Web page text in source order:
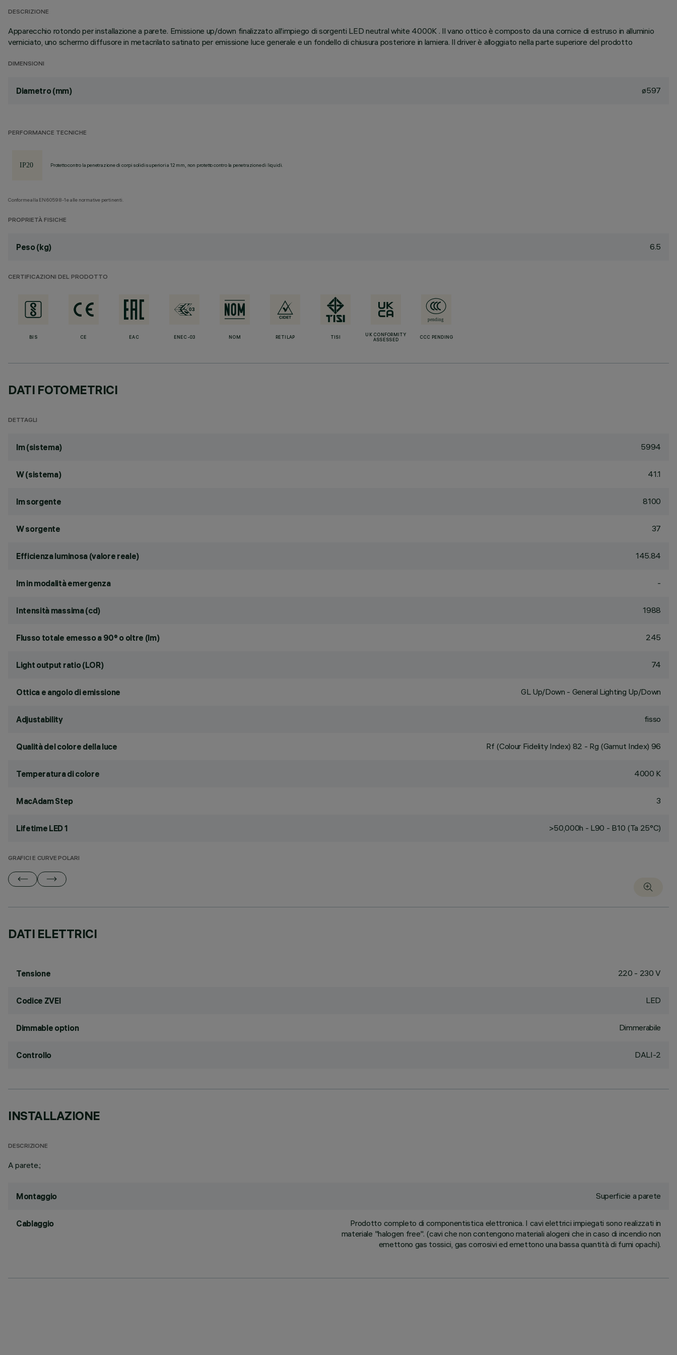
DESCRIZIONE
Apparecchio rotondo per installazione a parete. Emissione up/down finalizzato all’impiego di sorgenti LED neutral white 4000K . Il vano ottico è composto da una cornice di estruso in alluminio
verniciato, uno schermo diffusore in metacrilato satinato per emissione luce generale e un fondello di chiusura posteriore in lamiera. Il driver è alloggiato nella parte superiore del prodotto
DIMENSIONI
Diametro (mm) ø597
PERFORMANCE TECNICHE
Protetto contro la penetrazione di corpi solidi superiori a 12 mm, non protetto contro la penetrazione di liquidi.
Conforme alla EN60598-1 e alle normative pertinenti.
PROPRIETÀ FISICHE
Peso (kg) 6.5
CERTIFICAZIONI DEL PRODOTTO
BIS CE EAC ENEC-03 NOM RETILAP TISI
UK CONFORMITY
ASSESSED
CCC PENDING
DATI FOTOMETRICI
DETTAGLI
lm (sistema) 5994
W (sistema) 41.1
lm sorgente 8100
W sorgente 37
Efficienza luminosa (valore reale) 145.84
lm in modalità emergenza -
Intensità massima (cd) 1988
Flusso totale emesso a 90° o oltre (lm) 245
Light output ratio (LOR) 74
Ottica e angolo di emissione GL Up/Down - General Lighting Up/Down
Adjustability fisso
Qualità del colore della luce Rf (Colour Fidelity Index) 82 - Rg (Gamut Index) 96
Temperatura di colore 4000 K
MacAdam Step 3
Lifetime LED 1 >50,000h - L90 - B10 (Ta 25°C)
GRAFICI E CURVE POLARI
DATI ELETTRICI
Tensione 220 - 230 V
Codice ZVEI LED
Dimmable option Dimmerabile
Controllo DALI-2
INSTALLAZIONE
DESCRIZIONE
A parete.;
Montaggio Superficie a parete
Cablaggio
Prodotto completo di componentistica elettronica. I cavi elettrici impiegati sono realizzati in
materiale "halogen free". (cavi che non contengono materiali alogeni che in caso di incendio non
emettono gas tossici, gas corrosivi ed emettono una bassa quantità di fumi opachi).